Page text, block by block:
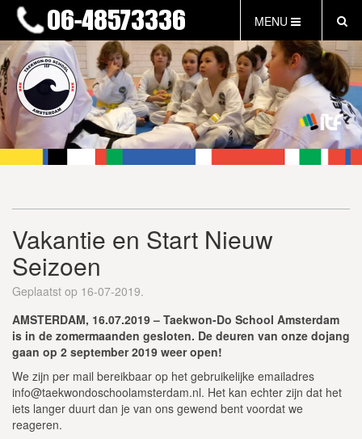
MENU
HOME
NIEUWS
LESTIJDEN & TARIEVEN
INFORMATIE
WAT IS TAEKWON-DO?
FAQ
INLOG LEDEN
EVENEMENTEN
Vakantie en Start Nieuw
Seizoen
Geplaatst op 16-07-2019.
AMSTERDAM, 16.07.2019 – Taekwon-Do School Amsterdam
is in de zomermaanden gesloten. De deuren van onze dojang
gaan op 2 september 2019 weer open!
We zijn per mail bereikbaar op het gebruikelijke emailadres
info@taekwondoschoolamsterdam.nl. Het kan echter zijn dat het
iets langer duurt dan je van ons gewend bent voordat we
reageren.